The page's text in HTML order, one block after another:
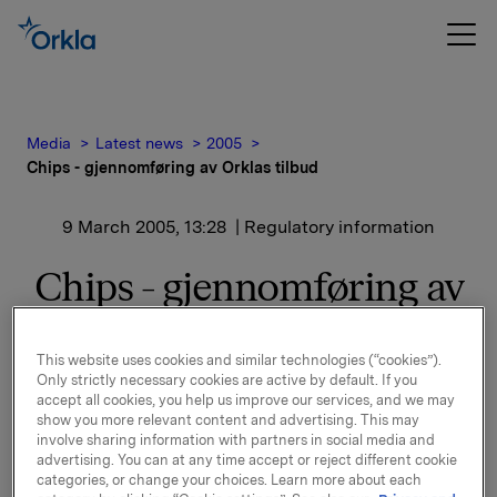
Media Latest news
2005
Chips - gjennomføring av Orklas tilbud
9 March 2005, 13:28 | Regulatory information
Chips - gjennomføring av
Det endelige resultatet viser at aksjeeiere som til
sammen med Orkla eier ca. 97 % av aksjene og 98,6
% av stemmene ved utløpet av tilbudsperioden har
akseptert tilbudet. Forutsetningene for
gjennomføring av tilbudet er nå oppfylt.
This website uses cookies and similar technologies (“cookies”).
Only strictly necessary cookies are active by default. If you
accept all cookies, you help us improve our services, and we may
show you more relevant content and advertising. This may
involve sharing information with partners in social media and
advertising. You can at any time accept or reject different cookie
categories, or change your choices. Learn more about each